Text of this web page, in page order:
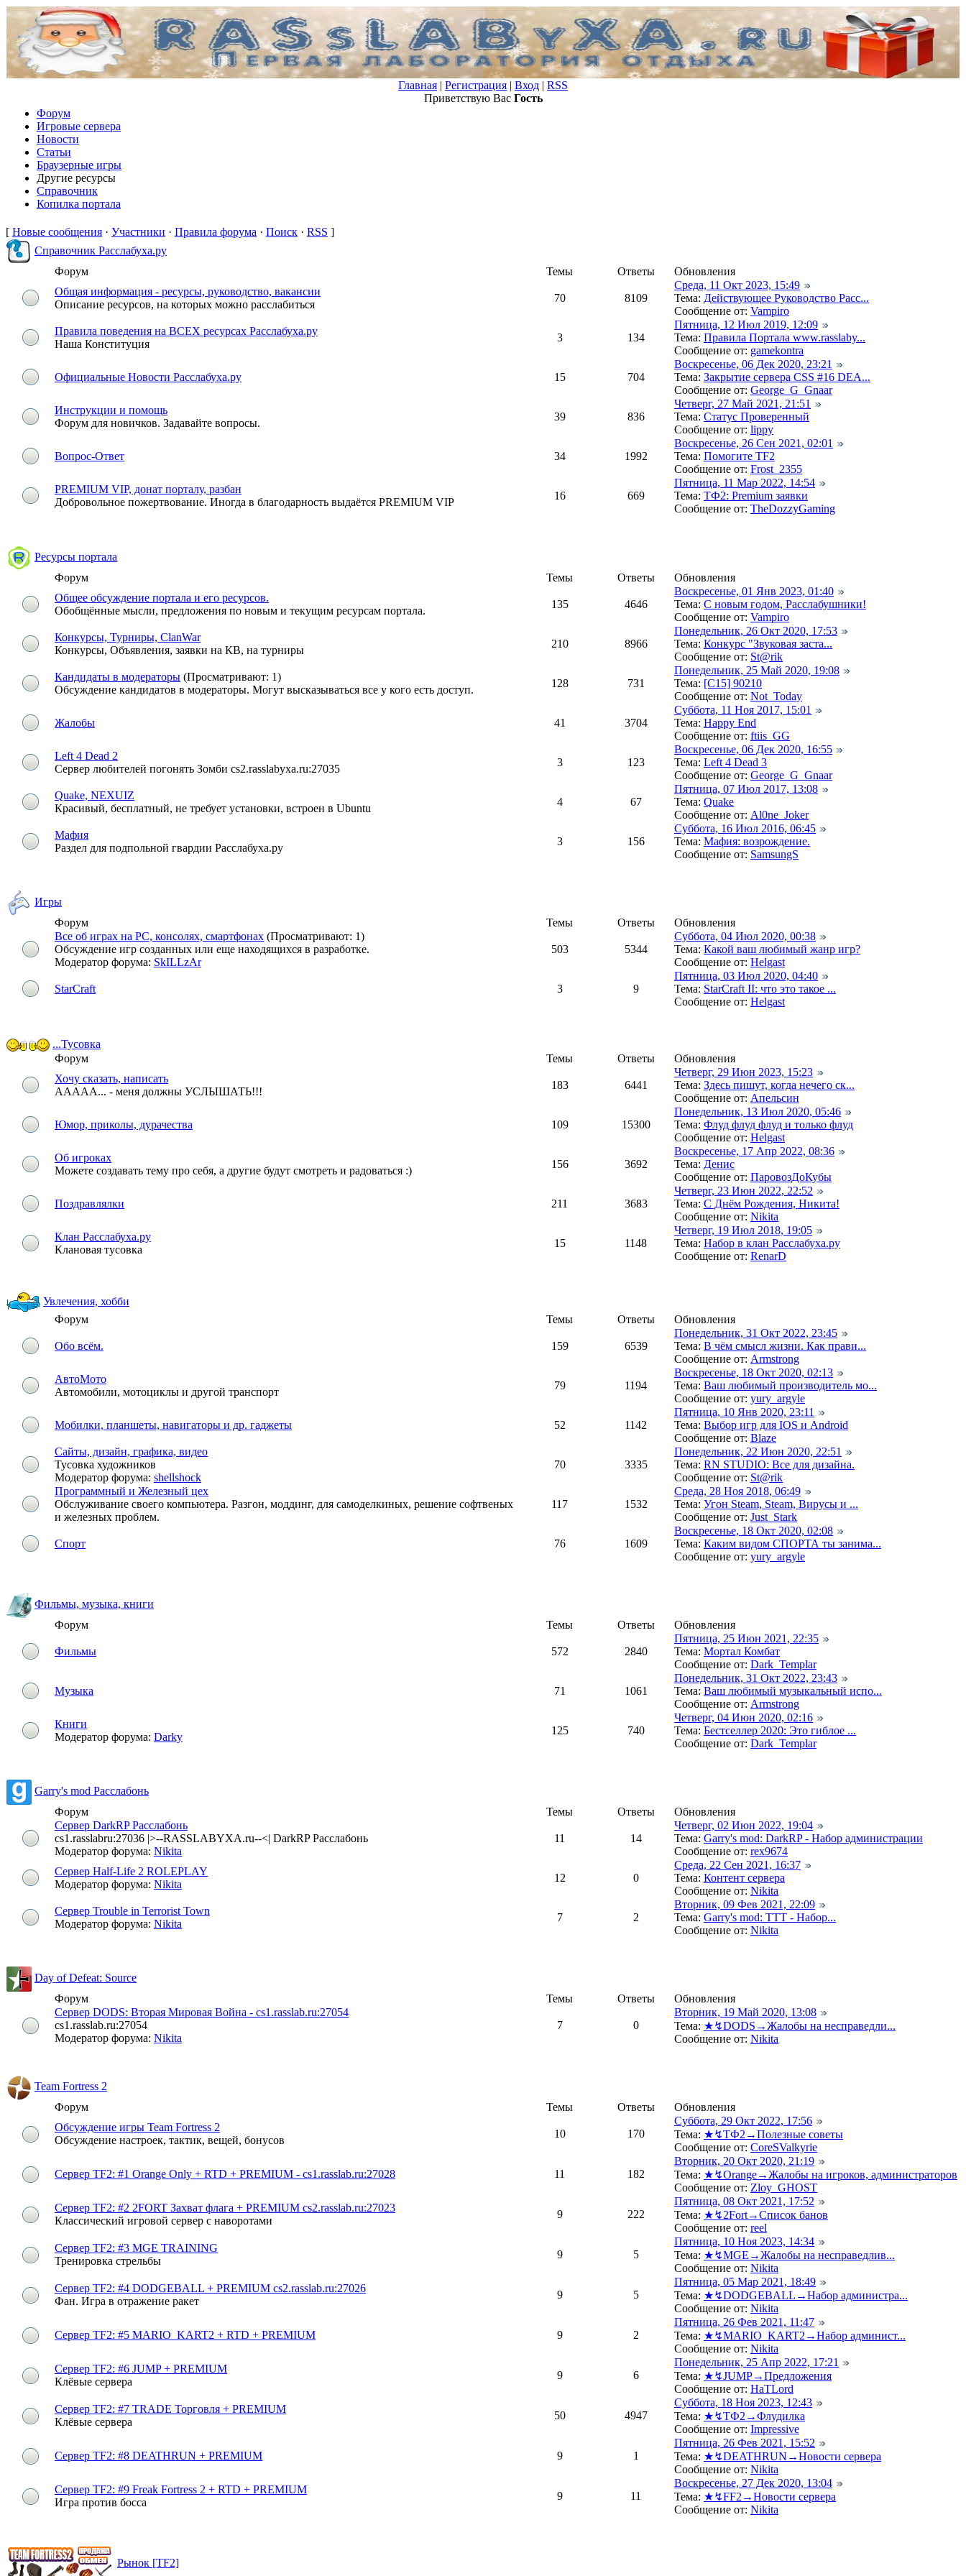
Главная | Регистрация | Вход | RSS
Приветствую Вас Гость
Форум
Игровые сервера
Новости
Статьи
Браузерные игры
Другие ресурсы
Справочник
Копилка портала
[ Новые сообщения · Участники · Правила форума · Поиск · RSS ]
Справочник Расслабуха.ру
Форум
Темы Ответы
Обновления
Общая информация - ресурсы, руководство, вакансии
Описание ресурсов, на которых можно расслабиться
70 8109
Среда, 11 Окт 2023, 15:49
Тема: Действующее Руководство Расс...
Сообщение от: Vampiro
Правила поведения на ВСЕХ ресурсах Расслабуха.ру
Наша Конституция
3 134
Пятница, 12 Июл 2019, 12:09
Тема: Правила Портала www.rasslaby...
Сообщение от: gamekontra
Официальные Новости Расслабуха.ру 15 704
Воскресенье, 06 Дек 2020, 23:21
Тема: Закрытие сервера CSS #16 DEA...
Сообщение от: George_G_Gnaar
Инструкции и помощь
Форум для новичков. Задавайте вопросы.
39 836
Четверг, 27 Май 2021, 21:51
Тема: Статус Проверенный
Сообщение от: lippy
Вопрос-Ответ 34 1992
Воскресенье, 26 Сен 2021, 02:01
Тема: Помогите TF2
Сообщение от: Frost_2355
PREMIUM VIP, донат порталу, разбан
Добровольное пожертвование. Иногда в благодарность выдаётся PREMIUM VIP
16 669
Пятница, 11 Мар 2022, 14:54
Тема: ТФ2: Premium заявки
Сообщение от: TheDozzyGaming
Ресурсы портала
Форум
Темы Ответы
Обновления
Общее обсуждение портала и его ресурсов.
Обобщённые мысли, предложения по новым и текущим ресурсам портала.
135 4646
Воскресенье, 01 Янв 2023, 01:40
Тема: С новым годом, Расслабушники!
Сообщение от: Vampiro
Конкурсы, Турниры, ClanWar
Конкурсы, Объявления, заявки на КВ, на турниры
210 8966
Понедельник, 26 Окт 2020, 17:53
Тема: Конкурс "Звуковая заста...
Сообщение от: St@rik
Кандидаты в модераторы (Просматривают: 1)
Обсуждение кандидатов в модераторы. Могут высказываться все у кого есть доступ.
128 731
Понедельник, 25 Май 2020, 19:08
Тема: [C15] 90210
Сообщение от: Not_Today
Жалобы 41 3704
Суббота, 11 Ноя 2017, 15:01
Тема: Happy End
Сообщение от: ftiis_GG
Left 4 Dead 2
Cервер любителей погонять Зомби cs2.rasslabyxa.ru:27035
3 123
Воскресенье, 06 Дек 2020, 16:55
Тема: Left 4 Dead 3
Сообщение от: George_G_Gnaar
Quake, NEXUIZ
Красивый, бесплатный, не требует установки, встроен в Ubuntu
4 67
Пятница, 07 Июл 2017, 13:08
Тема: Quake
Сообщение от: Al0ne_Joker
Мафия
Раздел для подпольной гвардии Расслабуха.ру
3 156
Суббота, 16 Июл 2016, 06:45
Тема: Мафия: возрождение.
Сообщение от: SamsungS
Игры
Форум
Темы Ответы
Обновления
Все об играх на PC, консолях, смартфонах (Просматривают: 1)
Обсуждение игр созданных или еще находящихся в разработке.
Модератор форума: SkILLzAr
503 5344
Суббота, 04 Июл 2020, 00:38
Тема: Какой ваш любимый жанр игр?
Сообщение от: Helgast
StarCraft 3 9
Пятница, 03 Июл 2020, 04:40
Тема: StarCraft II: что это такое ...
Сообщение от: Helgast
...Тусовка
Форум
Темы Ответы
Обновления
Хочу сказать, написать
ААААА... - меня должны УСЛЫШАТЬ!!!
183 6441
Четверг, 29 Июн 2023, 15:23
Тема: Здесь пишут, когда нечего ск...
Сообщение от: Апельсин
Юмор, приколы, дурачества 109 15300
Понедельник, 13 Июл 2020, 05:46
Тема: Флуд флуд флуд и только флуд
Сообщение от: Helgast
Об игроках
Можете создавать тему про себя, а другие будут смотреть и радоваться :)
156 3692
Воскресенье, 17 Апр 2022, 08:36
Тема: Денис
Сообщение от: ПаровозДоКубы
Поздравлялки 211 3683
Четверг, 23 Июн 2022, 22:52
Тема: С Днём Рождения, Никита!
Сообщение от: Nikita
Клан Расслабуха.ру
Клановая тусовка
15 1148
Четверг, 19 Июл 2018, 19:05
Тема: Набор в клан Расслабуха.ру
Сообщение от: RenarD
Увлечения, хобби
Форум
Темы Ответы Обновления
Обо всём. 159 6539
Понедельник, 31 Окт 2022, 23:45
Тема: В чём смысл жизни. Как прави...
Сообщение от: Armstrong
АвтоМото
Автомобили, мотоциклы и другой транспорт
79 1194
Воскресенье, 18 Окт 2020, 02:13
Тема: Ваш любимый производитель мо...
Сообщение от: yury_argyle
Мобилки, планшеты, навигаторы и др. гаджеты 52 1142
Пятница, 10 Янв 2020, 23:11
Тема: Выбор игр для IOS и Android
Сообщение от: Blaze
Сайты, дизайн, графика, видео
Тусовка художников
Модератор форума: shellshock
70 3335
Понедельник, 22 Июн 2020, 22:51
Тема: RN STUDIO: Все для дизайна.
Сообщение от: St@rik
Программный и Железный цех
Обслуживание своего компьютера. Разгон, моддинг, для самоделкиных, решение софтвеных
и железных проблем.
117 1532
Среда, 28 Ноя 2018, 06:49
Тема: Угон Steam, Steam, Вирусы и ...
Сообщение от: Just_Stark
Спорт 76 1609
Воскресенье, 18 Окт 2020, 02:08
Тема: Каким видом СПОРТА ты занима...
Сообщение от: yury_argyle
Фильмы, музыка, книги
Форум
Темы Ответы Обновления
Фильмы 572 2840
Пятница, 25 Июн 2021, 22:35
Тема: Мортал Комбат
Сообщение от: Dark_Templar
Музыка 71 1061
Понедельник, 31 Окт 2022, 23:43
Тема: Ваш любимый музыкальный испо...
Сообщение от: Armstrong
Книги
Модератор форума: Darky
125 740
Четверг, 04 Июн 2020, 02:16
Тема: Бестселлер 2020: Это гиблое ...
Сообщение от: Dark_Templar
Garry's mod Расслабонь
Форум
Темы Ответы
Обновления
Сервер DarkRP Расслабонь
cs1.rasslabru:27036 |>--RASSLABYXA.ru--<| DarkRP Расслабонь
Модератор форума: Nikita
11 14
Четверг, 02 Июн 2022, 19:04
Тема: Garry's mod: DarkRP - Набор администрации
Сообщение от: rex9674
Сервер Half-Life 2 ROLEPLAY
Модератор форума: Nikita
12 0
Среда, 22 Сен 2021, 16:37
Тема: Контент сервера
Сообщение от: Nikita
Сервер Trouble in Terrorist Town
Модератор форума: Nikita
7 2
Вторник, 09 Фев 2021, 22:09
Тема: Garry's mod: TTT - Набор...
Сообщение от: Nikita
Day of Defeat: Source
Форум
Темы Ответы
Обновления
Сервер DODS: Вторая Мировая Война - cs1.rasslab.ru:27054
cs1.rasslab.ru:27054
Модератор форума: Nikita
7 0
Вторник, 19 Май 2020, 13:08
Тема: ★↯DODS→Жалобы на несправедли...
Сообщение от: Nikita
Team Fortress 2
Форум
Темы Ответы
Обновления
Обсуждение игры Team Fortress 2
Обсуждение настроек, тактик, вещей, бонусов
10 170
Суббота, 29 Окт 2022, 17:56
Тема: ★↯ТФ2→Полезные советы
Сообщение от: CoreSValkyrie
Сервер TF2: #1 Orange Only + RTD + PREMIUM - cs1.rasslab.ru:27028 11 182
Вторник, 20 Окт 2020, 21:19
Тема: ★↯Orange→Жалобы на игроков, администраторов
Сообщение от: Zloy_GHOST
Сервер TF2: #2 2FORT Захват флага + PREMIUM cs2.rasslab.ru:27023
Классический игровой сервер с наворотами
9 222
Пятница, 08 Окт 2021, 17:52
Тема: ★↯2Fort→Список банов
Сообщение от: reel
Сервер TF2: #3 MGE TRAINING
Тренировка стрельбы
9 5
Пятница, 10 Ноя 2023, 14:34
Тема: ★↯MGE→Жалобы на несправедлив...
Сообщение от: Nikita
Сервер TF2: #4 DODGEBALL + PREMIUM cs2.rasslab.ru:27026
Фан. Игра в отражение ракет
9 5
Пятница, 05 Мар 2021, 18:49
Тема: ★↯DODGEBALL→Набор администра...
Сообщение от: Nikita
Сервер TF2: #5 MARIO_KART2 + RTD + PREMIUM 9 2
Пятница, 26 Фев 2021, 11:47
Тема: ★↯MARIO_KART2→Набор админист...
Сообщение от: Nikita
Сервер TF2: #6 JUMP + PREMIUM
Клёвые сервера
9 6
Понедельник, 25 Апр 2022, 17:21
Тема: ★↯JUMP→Предложения
Сообщение от: HaTLord
Сервер TF2: #7 TRADE Торговля + PREMIUM
Клёвые сервера
50 4947
Суббота, 18 Ноя 2023, 12:43
Тема: ★↯ТФ2→Флудилка
Сообщение от: Impressive
Сервер TF2: #8 DEATHRUN + PREMIUM 9 1
Пятница, 26 Фев 2021, 15:52
Тема: ★↯DEATHRUN→Новости сервера
Сообщение от: Nikita
Сервер TF2: #9 Freak Fortress 2 + RTD + PREMIUM
Игра против босса
9 11
Воскресенье, 27 Дек 2020, 13:04
Тема: ★↯FF2→Новости сервера
Сообщение от: Nikita
Рынок [TF2]